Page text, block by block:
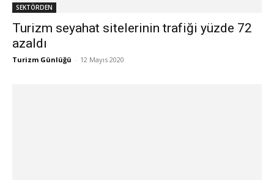
SEKTÖRDEN
Turizm seyahat sitelerinin trafiği yüzde 72
azaldı
Turizm Günlüğü - 12 Mayıs 2020